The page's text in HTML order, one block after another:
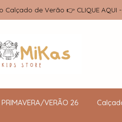
de Verão 👉 CLIQUE AQUI
VERÃO 26